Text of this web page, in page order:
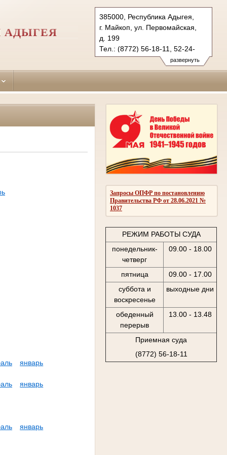
развернуть
385000, Республика Адыгея,
г. Майкоп, ул. Первомайская,
д. 199
Тел.: (8772) 56-18-11, 52-24-
00 (ф.)
maikopsky.adg@sudrf.ru
АДЫГЕЯ
Запросы ОПФР по постановлению
Правительства РФ от 28.06.2021 №
1037
РЕЖИМ РАБОТЫ СУДА
понедельник-
четверг
09.00 - 18.00
пятница
09.00 - 17.00
суббота и
воскресенье
выходные дни
обеденный
перерыв
13.00 - 13.48
Приемная суда
(8772) 56-18-11
январь
январь
январь